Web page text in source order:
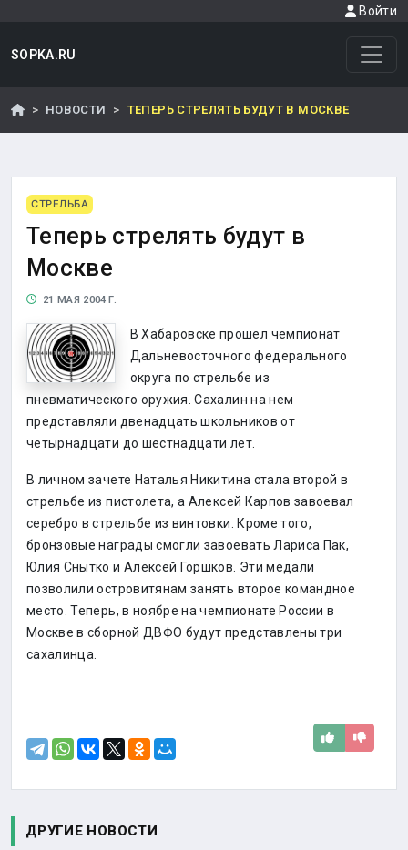
Войти
SOPKA.RU
НОВОСТИ ТЕПЕРЬ СТРЕЛЯТЬ БУДУТ В МОСКВЕ
СТРЕЛЬБА
Теперь стрелять будут в
Москве
21 МАЯ 2004 Г.
В Хабаровске прошел чемпионат
Дальневосточного федерального
округа по стрельбе из
пневматического оружия. Сахалин на нем
представляли двенадцать школьников от
четырнадцати до шестнадцати лет.
В личном зачете Наталья Никитина стала второй в
стрельбе из пистолета, а Алексей Карпов завоевал
серебро в стрельбе из винтовки. Кроме того,
бронзовые награды смогли завоевать Лариса Пак,
Юлия Снытко и Алексей Горшков. Эти медали
позволили островитянам занять второе командное
место. Теперь, в ноябре на чемпионате России в
Москве в сборной ДВФО будут представлены три
сахалинца.
ДРУГИЕ НОВОСТИ